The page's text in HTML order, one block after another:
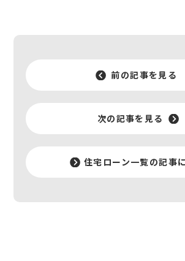
前の記事を見る
次の記事を見る
住宅ローン一覧の記事